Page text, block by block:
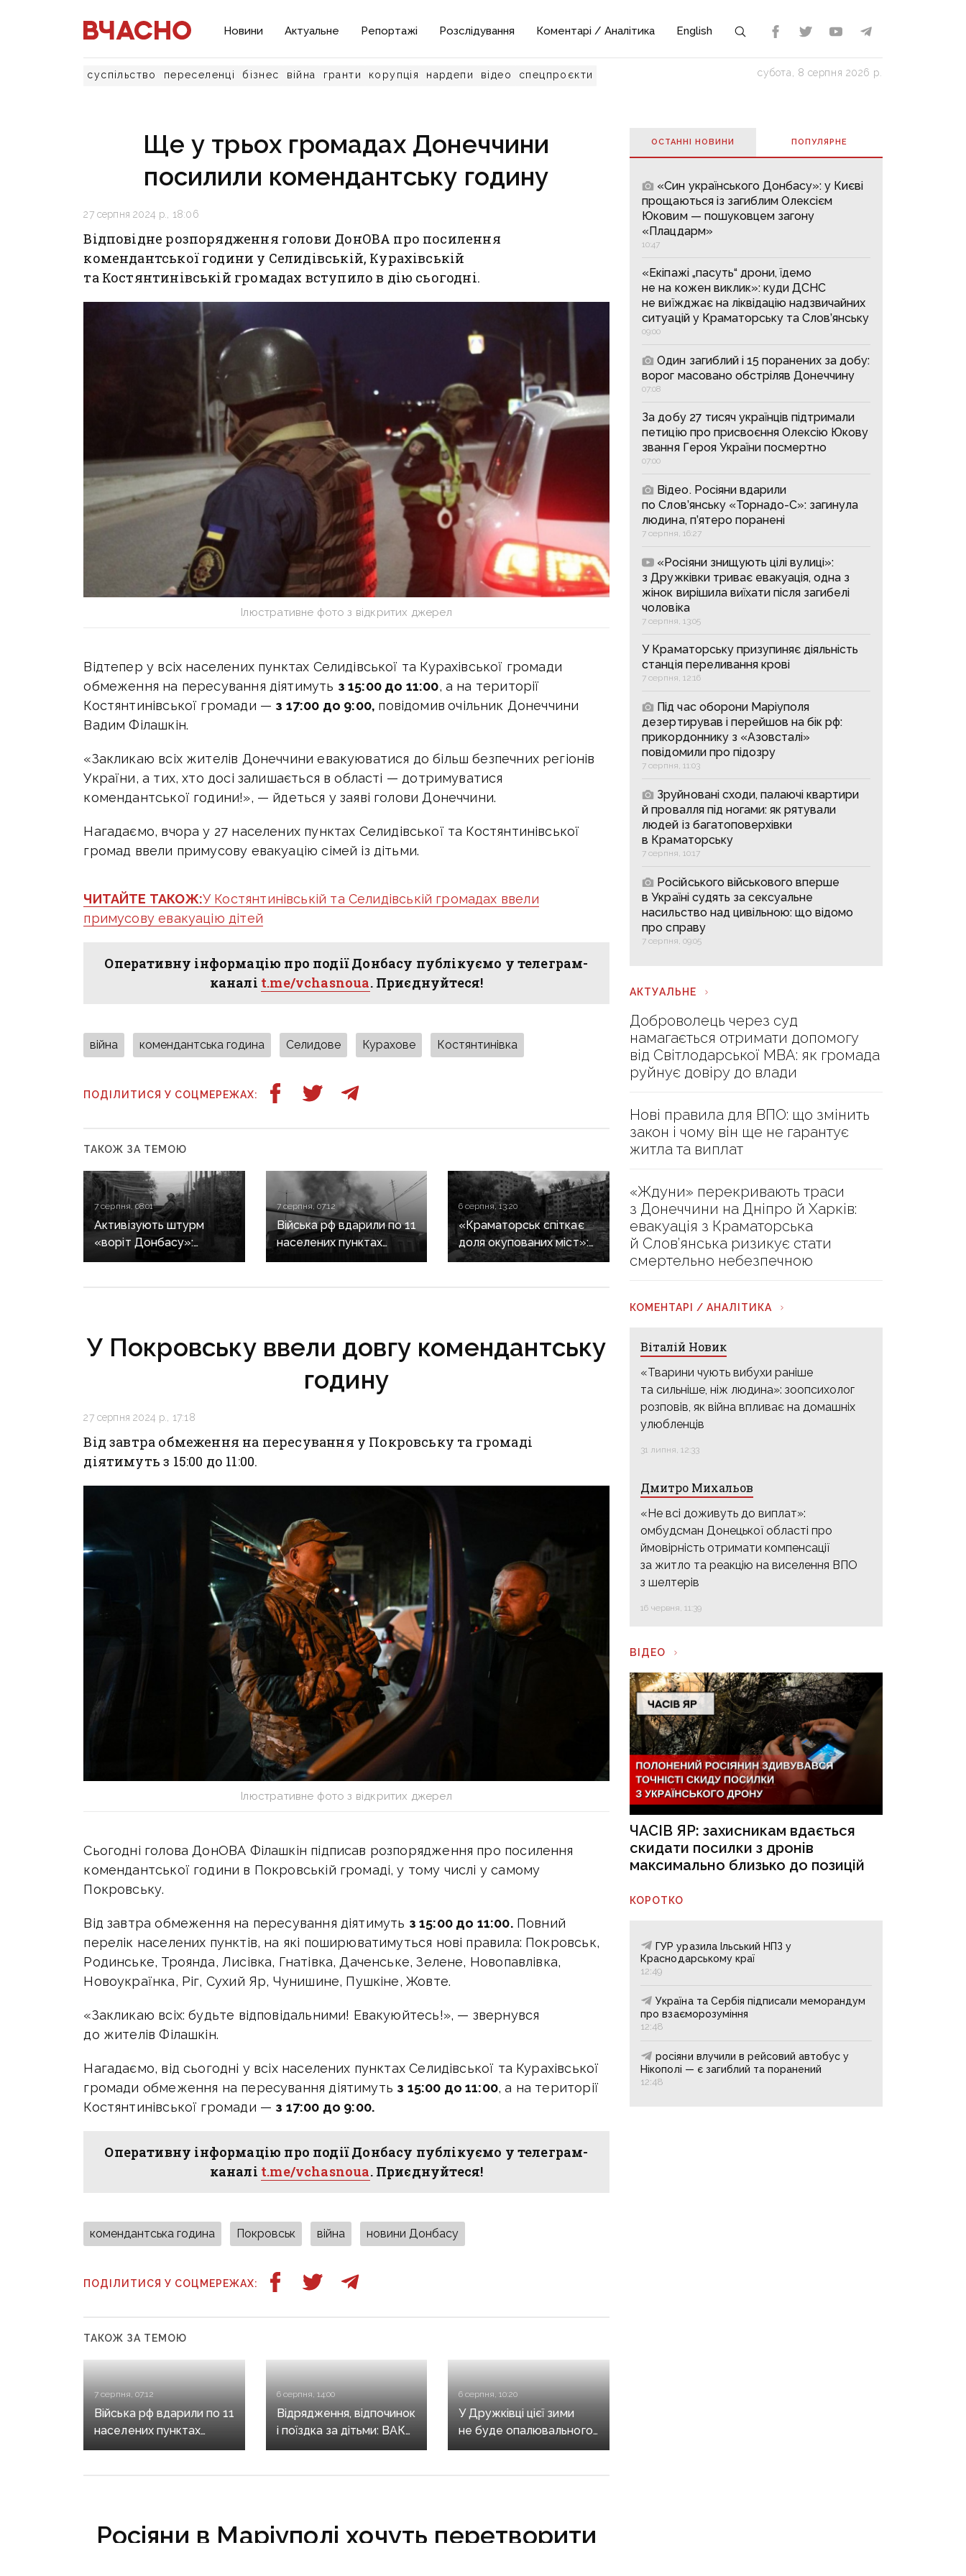
Новини Актуальне Репортажі Розслідування Коментарі / Аналітика English
суспільство переселенці бізнес війна гранти корупція нардепи відео спецпроєкти субота, 8 серпня 2026 р.
Ще у трьох громадах Донеччини
посилили комендантську годину
27 серпня 2024 р., 18:06
Відповідне розпорядження голови ДонОВА про посилення
комендантської години у Селидівській, Курахівській
та Костянтинівській громадах вступило в дію сьогодні.
Ілюстративне фото з відкритих джерел
Відтепер у всіх населених пунктах Селидівської та Курахівської громади
обмеження на пересування діятимуть з 15:00 до 11:00, а на території
Костянтинівської громади — з 17:00 до 9:00, повідомив очільник Донеччини
Вадим Філашкін.
«Закликаю всіх жителів Донеччини евакуюватися до більш безпечних регіонів
України, а тих, хто досі залишається в області — дотримуватися
комендантської години!», — йдеться у заяві голови Донеччини.
Нагадаємо, вчора у 27 населених пунктах Селидівської та Костянтинівської
громад ввели примусову евакуацію сімей із дітьми.
ЧИТАЙТЕ ТАКОЖ:У Костянтинівській та Селидівській громадах ввели
примусову евакуацію дітей
Оперативну інформацію про події Донбасу публікуємо у телеграм-
каналі t.me/vchasnoua. Приєднуйтеся!
війна комендантська година Селидове Курахове Костянтинівка
ПОДІЛИТИСЯ У СОЦМЕРЕЖАХ:
ТАКОЖ ЗА ТЕМОЮ
7 серпня, 08:01
Активізують штурм
«воріт Донбасу»:
рф перекинула
авіабомбами
7 серпня, 07:12
Війська рф вдарили по 11
населених пунктах
Донеччини: одна людина
6 серпня, 13:20
«Краматорськ спіткає
доля окупованих міст»:
військовий оглядач про
У Покровську ввели довгу комендантську
годину
27 серпня 2024 р., 17:18
Від завтра обмеження на пересування у Покровську та громаді
діятимуть з 15:00 до 11:00.
Ілюстративне фото з відкритих джерел
Сьогодні голова ДонОВА Філашкін підписав розпорядження про посилення
комендантської години в Покровській громаді, у тому числі у самому
Покровську.
Від завтра обмеження на пересування діятимуть з 15:00 до 11:00.Повний
перелік населених пунктів, на які поширюватимуться нові правила: Покровськ,
Родинське, Троянда, Лисівка, Гнатівка, Даченське, Зелене, Новопавлівка,
Новоукраїнка, Ріг, Сухий Яр, Чунишине, Пушкіне, Жовте.
«Закликаю всіх: будьте відповідальними! Евакуюйтесь!», — звернувся
до жителів Філашкін.
Нагадаємо, від сьогодні у всіх населених пунктах Селидівської та Курахівської
громади обмеження на пересування діятимуть з 15:00 до 11:00, а на території
Костянтинівської громади — з 17:00 до 9:00.
Оперативну інформацію про події Донбасу публікуємо у телеграм-
каналі t.me/vchasnoua. Приєднуйтеся!
комендантська година Покровськ війна новини Донбасу
ПОДІЛИТИСЯ У СОЦМЕРЕЖАХ:
ТАКОЖ ЗА ТЕМОЮ
7 серпня, 07:12
Війська рф вдарили по 11
населених пунктах
Донеччини: одна людина
6 серпня, 14:00
Відрядження, відпочинок
і поїздка за дітьми: ВАКС
знову відмовив
6 серпня, 10:20
У Дружківці цієї зими
не буде опалювального
сезону: фронт
Росіяни в Маріуполі хочуть перетворити
ОСТАННІ НОВИНИ ПОПУЛЯРНE
«Син українського Донбасу»: у Києві
прощаються із загиблим Олексієм
Юковим — пошуковцем загону
«Плацдарм»
10:47
«Екіпажі „пасуть“ дрони, їдемо
не на кожен виклик»: куди ДСНС
не виїжджає на ліквідацію надзвичайних
ситуацій у Краматорську та Слов’янську
09:00
Один загиблий і 15 поранених за добу:
ворог масовано обстріляв Донеччину
07:08
За добу 27 тисяч українців підтримали
петицію про присвоєння Олексію Юкову
звання Героя України посмертно
07:00
Відео. Росіяни вдарили
по Слов’янську «Торнадо-С»: загинула
людина, п’ятеро поранені
7 серпня, 16:27
«Росіяни знищують цілі вулиці»:
з Дружківки триває евакуація, одна з
жінок вирішила виїхати після загибелі
чоловіка
7 серпня, 13:05
У Краматорську призупиняє діяльність
станція переливання крові
7 серпня, 12:16
Під час оборони Маріуполя
дезертирував і перейшов на бік рф:
прикордоннику з «Азовсталі»
повідомили про підозру
7 серпня, 11:03
Зруйновані сходи, палаючі квартири
й провалля під ногами: як рятували
людей із багатоповерхівки
в Краматорську
7 серпня, 10:17
Російського військового вперше
в Україні судять за сексуальне
насильство над цивільною: що відомо
про справу
7 серпня, 09:05
АКТУАЛЬНЕ
Доброволець через суд
намагається отримати допомогу
від Світлодарської МВА: як громада
руйнує довіру до влади
Нові правила для ВПО: що змінить
закон і чому він ще не гарантує
житла та виплат
«Ждуни» перекривають траси
з Донеччини на Дніпро й Харків:
евакуація з Краматорська
й Слов’янська ризикує стати
смертельно небезпечною
КОМЕНТАРІ / АНАЛІТИКА
Віталій Новик
«Тварини чують вибухи раніше
та сильніше, ніж людина»: зоопсихолог
розповів, як війна впливає на домашніх
улюбленців
31 липня, 12:33
Дмитро Михальов
«Не всі доживуть до виплат»:
омбудсман Донецької області про
ймовірність отримати компенсації
за житло та реакцію на виселення ВПО
з шелтерів
16 червня, 11:39
ВІДЕО
ЧАСІВ ЯР: захисникам вдається
скидати посилки з дронів
максимально близько до позицій
КОРОТКО
ГУР уразила Ільський НПЗ у
Краснодарському краї
12:49
Україна та Сербія підписали меморандум
про взаєморозуміння
12:48
росіяни влучили в рейсовий автобус у
Нікополі — є загиблий та поранений
12:48